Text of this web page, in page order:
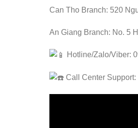
Can Tho Branch: 520
An Giang Branch: No. 5
Hotline/Zalo/Viber:
Call Center